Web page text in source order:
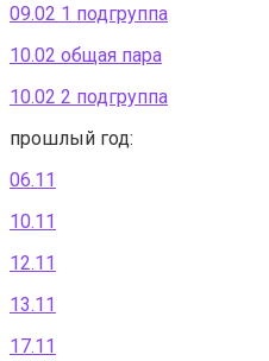
09.02 1 подгруппа
10.02 общая пара
10.02 2 подгруппа
прошлый год:
06.11
10.11
12.11
13.11
17.11